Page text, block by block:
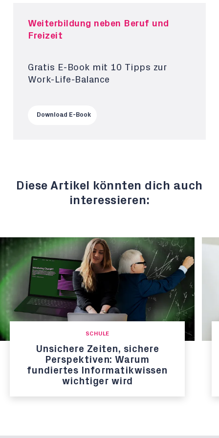
Weiterbildung neben Beruf und
Freizeit
Gratis E-Book mit 10 Tipps zur
Work-Life-Balance
Download E-Book
Diese Artikel könnten dich auch
interessieren:
SCHULE
Unsichere Zeiten, sichere
Perspektiven: Warum
fundiertes Informatikwissen
wichtiger wird